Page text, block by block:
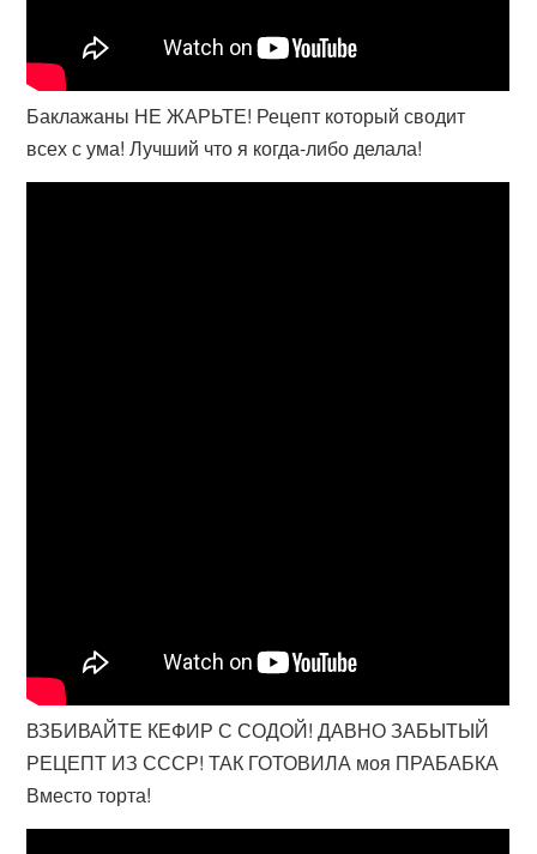
Баклажаны НЕ ЖАРЬТЕ! Рецепт который сводит
всех с ума! Лучший что я когда-либо делала!
ВЗБИВАЙТЕ КЕФИР С СОДОЙ! ДАВНО ЗАБЫТЫЙ
РЕЦЕПТ ИЗ СССР! ТАК ГОТОВИЛА моя ПРАБАБКА
Вместо торта!